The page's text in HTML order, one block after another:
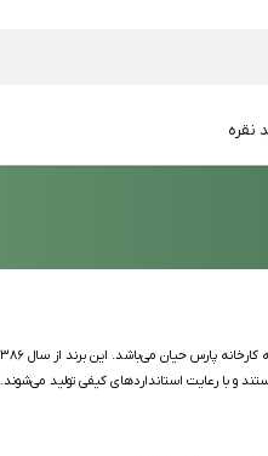
نقره
و با رعایت استانداردهای کیفی تولید می‌شوند.